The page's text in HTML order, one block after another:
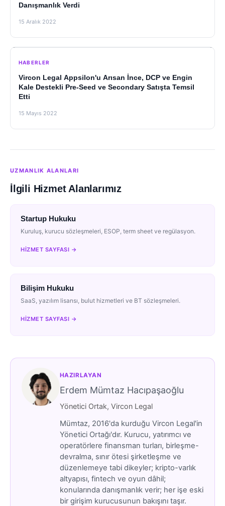
Danışmanlık Verdi
15 Aralık 2022
HABERLER
Vircon Legal Appsilon'u Arısan İnce, DCP ve Engin
Kale Destekli Pre-Seed ve Secondary Satışta Temsil
Etti
15 Mayıs 2022
UZMANLIK ALANLARI
İlgili Hizmet Alanlarımız
Startup Hukuku
Kuruluş, kurucu sözleşmeleri, ESOP, term sheet ve regülasyon.
HIZMET SAYFASI →
Bilişim Hukuku
SaaS, yazılım lisansı, bulut hizmetleri ve BT sözleşmeleri.
HIZMET SAYFASI →
HAZIRLAYAN
Erdem Mümtaz Hacıpaşaoğlu
Yönetici Ortak, Vircon Legal
Mümtaz, 2016'da kurduğu Vircon Legal'in
Yönetici Ortağı'dır. Kurucu, yatırımcı ve
operatörlere finansman turları, birleşme-
devralma, sınır ötesi şirketleşme ve
düzenlemeye tabi dikeyler; kripto-varlık
altyapısı, fintech ve oyun dâhil;
konularında danışmanlık verir; her işe eski
bir girişim kurucusunun bakışını taşır.